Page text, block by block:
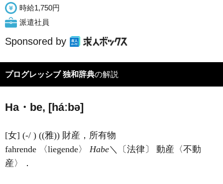
時給1,750円
派遣社員
Sponsored by
プログレッシブ 独和辞典の解説
Ha・be, [háːbə]
[女] (-/ ) ((雅)) 財産，所有物
fahrende 〈liegende〉 Habe＼〔法律〕 動産〈不動
産〉．